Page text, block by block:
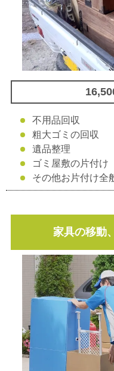
不用品回収
粗大ゴミの回収
遺品整理
ゴミ屋敷の片付け
その他お片付け全
家具の移動